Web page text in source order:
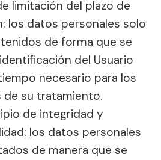
limitación del plazo de
los datos personales solo
de forma que se
del Usuario
necesario para los
de su tratamiento.
de integridad y
los datos personales
de manera que se